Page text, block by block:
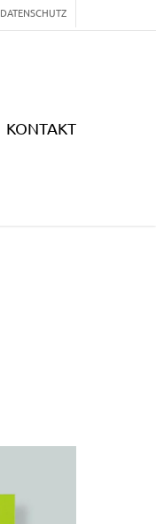
DATENSCHUTZ
KONTAKT